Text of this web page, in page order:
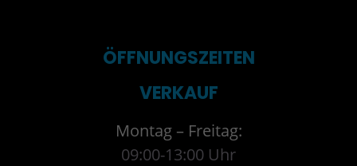
ÖFFNUNGSZEITEN
VERKAUF
Montag – Freitag:
09:00-13:00 Uhr